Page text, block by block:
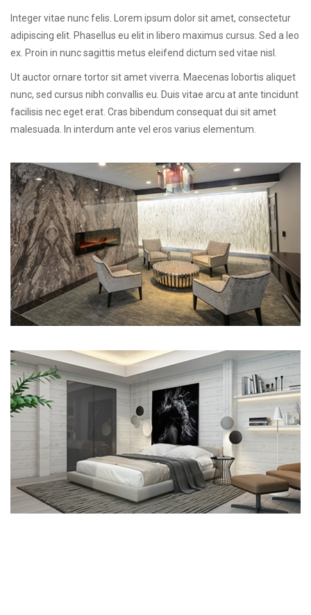
Integer vitae nunc felis. Lorem ipsum dolor sit amet, consectetur
adipiscing elit. Phasellus eu elit in libero maximus cursus. Sed a leo
ex. Proin in nunc sagittis metus eleifend dictum sed vitae nisl.
Ut auctor ornare tortor sit amet viverra. Maecenas lobortis aliquet
nunc, sed cursus nibh convallis eu. Duis vitae arcu at ante tincidunt
facilisis nec eget erat. Cras bibendum consequat dui sit amet
malesuada. In interdum ante vel eros varius elementum.